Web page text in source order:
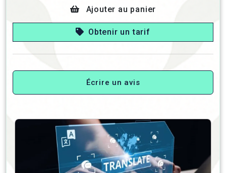
Ajouter au panier
Obtenir un tarif
Écrire un avis